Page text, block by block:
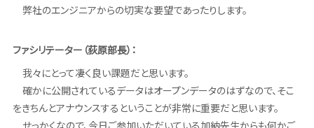
弊社のエンジニアからの切実な要望であったりします。
ファシリテーター（荻原部長）：
我々にとって凄く良い課題だと思います。
確かに公開されているデータはオープンデータのはずなので、そこ
をきちんとアナウンスするということが非常に重要だと思います。
せっかくなので、今日ご参加いただいている加納先生からも何かご